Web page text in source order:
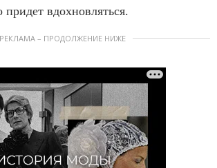
придет вдохновляться.
РЕКЛАМА – ПРОДОЛЖЕНИЕ НИЖЕ